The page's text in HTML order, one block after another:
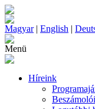
Magyar| English |
Menü
Híreink